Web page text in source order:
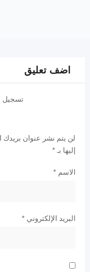
اضف تعليق
تسجيل
لن يتم نشر عنوان بريدك
إليها بـ *
الاسم *
البريد الإلكتروني *